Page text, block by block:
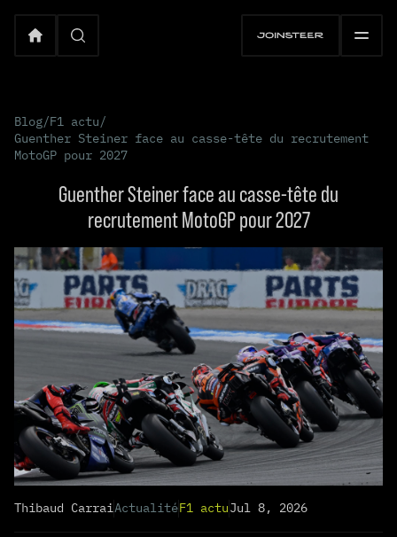
Blog/F1 actu/
Guenther Steiner face au casse-tête du recrutement
MotoGP pour 2027
Guenther Steiner face au casse-tête du
recrutement MotoGP pour 2027
Thibaud CarraiActualitéF1 actuJul 8, 2026